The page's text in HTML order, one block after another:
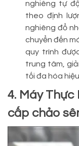
nghiêng tự
theo định
nghiêng đổ
chuyển đến
quy trình
trung tâm,
tối đa hóa
4. Máy Thực
cấp chảo